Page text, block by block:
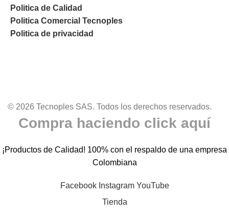
Politica de Calidad
Politica Comercial Tecnoples
Politica de privacidad
© 2026 Tecnoples SAS. Todos los derechos reservados.
Compra haciendo click aquí
¡Productos de Calidad! 100% con el respaldo de una empresa
Colombiana
Facebook Instagram YouTube
Tienda